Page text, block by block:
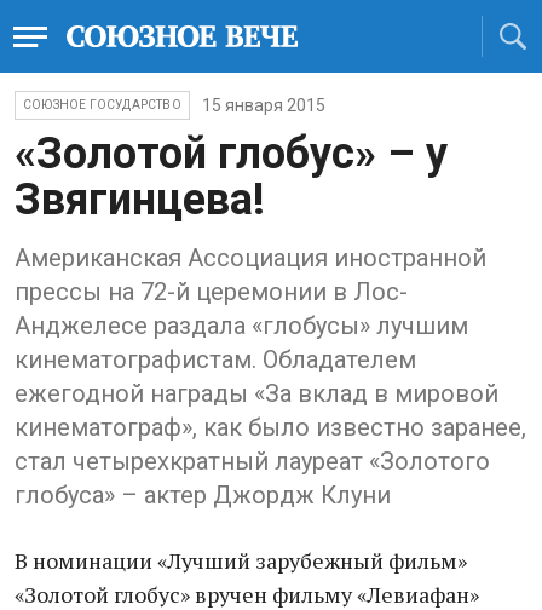
СОЮЗНОЕ ГОСУДАРСТВО 15 января 2015
«Золотой глобус» – у
Звягинцева!
Американская Ассоциация иностранной
прессы на 72-й церемонии в Лос-
Анджелесе раздала «глобусы» лучшим
кинематографистам. Обладателем
ежегодной награды «За вклад в мировой
кинематограф», как было известно заранее,
стал четырехкратный лауреат «Золотого
глобуса» – актер Джордж Клуни
В номинации «Лучший зарубежный фильм»
«Золотой глобус» вручен фильму «Левиафан»